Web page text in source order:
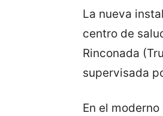
La nueva
centro de
Rinconada
supervisada
En el